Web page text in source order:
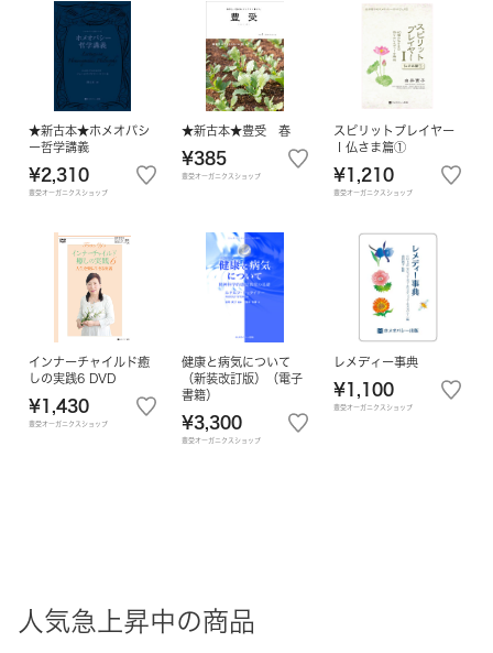
★新古本★ホメオパシ
ー哲学講義
¥2,310
豊受オーガニクスショップ
★新古本★豊受 春
¥385
豊受オーガニクスショップ
スピリットプレイヤー
Ⅰ仏さま篇①
¥1,210
豊受オーガニクスショップ
インナーチャイルド癒
しの実践6 DVD
¥1,430
豊受オーガニクスショップ
健康と病気について
（新装改訂版）（電子
書籍）
¥3,300
豊受オーガニクスショップ
レメディー事典
¥1,100
豊受オーガニクスショップ
人気急上昇中の商品